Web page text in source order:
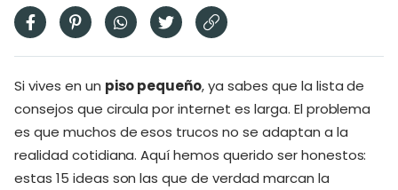
Si vives en un piso pequeño, ya sabes que la lista de
consejos que circula por internet es larga. El problema
es que muchos de esos trucos no se adaptan a la
realidad cotidiana. Aquí hemos querido ser honestos:
estas 15 ideas son las que de verdad marcan la